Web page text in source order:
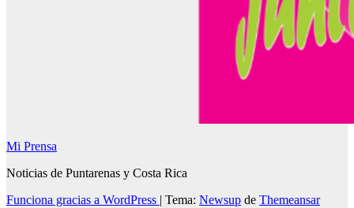
Mi Prensa
Noticias de Puntarenas y Costa Rica
Funciona gracias a WordPress | Tema: Newsup de Themeansar